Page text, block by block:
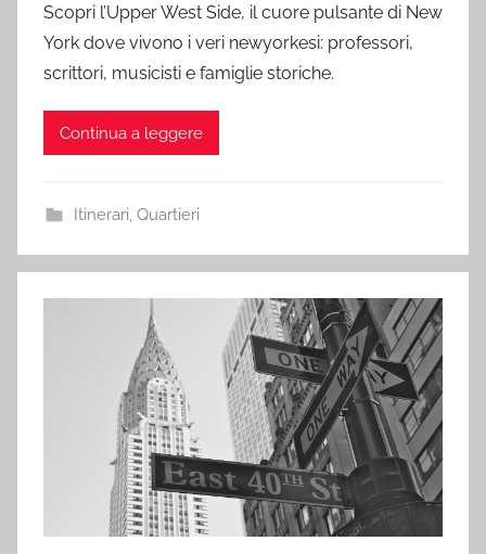
Scopri l’Upper West Side, il cuore pulsante di New
York dove vivono i veri newyorkesi: professori,
scrittori, musicisti e famiglie storiche.
Continua a leggere
Itinerari, Quartieri